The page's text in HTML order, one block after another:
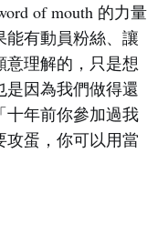
of mouth 的力量
有動員粉絲、讓
理解的，只是想
因為我們做得還
十年前你參加過我
蛋，你可以用當